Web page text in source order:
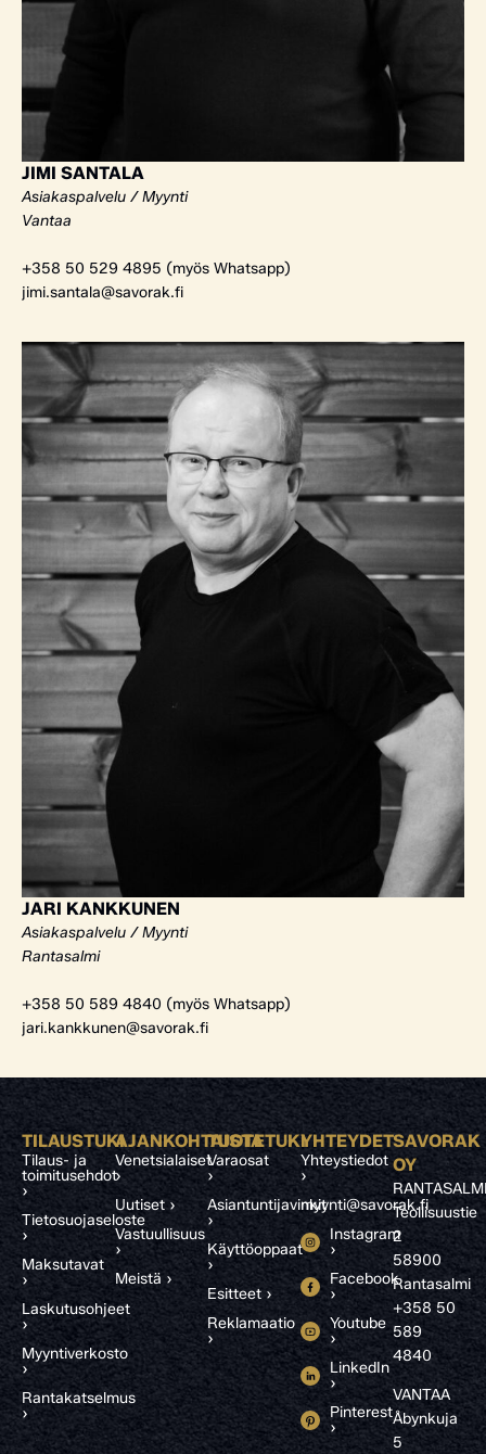
JIMI SANTALA
Asiakaspalvelu / Myynti
Vantaa
+358 50 529 4895 (myös Whatsapp)
jimi.santala@savorak.fi
JARI KANKKUNEN
Asiakaspalvelu / Myynti
Rantasalmi
+358 50 589 4840 (myös Whatsapp)
jari.kankkunen@savorak.fi
TILAUSTUKI
Tilaus- ja
toimitusehdot
›
Tietosuojaseloste
›
Maksutavat
›
Laskutusohjeet
›
Myyntiverkosto
›
Rantakatselmus
›
AJANKOHTAISTA
Venetsialaiset
›
Uutiset ›
Vastuullisuus
›
Meistä ›
TUOTETUKI
Varaosat
›
Asiantuntijavinkit
›
Käyttöoppaat
›
Esitteet ›
Reklamaatio
›
YHTEYDET
Yhteystiedot
›
myynti@savorak.fi
Instagram
›
Facebook
›
Youtube
›
LinkedIn
›
Pinterest
›
SAVORAK
OY
Teollisuustie
2
58900
Rantasalmi
+358 50
589
4840
VANTAA
Åbynkuja
5